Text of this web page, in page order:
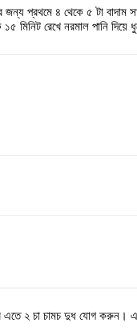
প্রথমে ৪ থেকে ৫ টা বাদাম
মিনিট রেখে নরমাল পানি দিয়ে
২ চা চামচ দুধ যোগ করুন।